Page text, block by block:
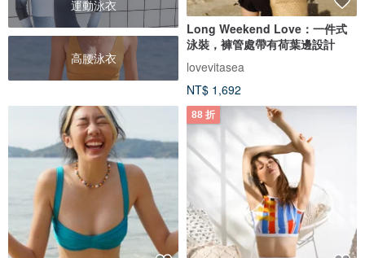
運動泳衣
高腰泳衣
Long Weekend Love：一件式
泳裝，褲管處帶有荷葉邊設計
lovevitasea
NT$ 1,692
88 折